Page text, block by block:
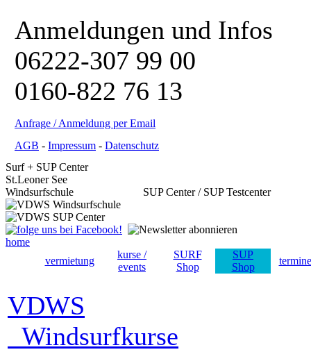
Anmeldungen und Infos
06222-307 99 00
0160-822 76 13
Anfrage / Anmeldung per Email
AGB - Impressum - Datenschutz
Surf + SUP Center
St.Leoner See
Windsurfschule SUP Center / SUP Testcenter
home
vermietung
kurse /
events
SURF
Shop
SUP
Shop
termine
VDWS
Windsurfkurse